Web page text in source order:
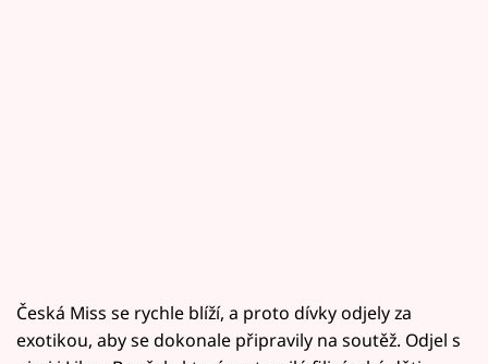
Česká Miss se rychle blíží, a proto dívky odjely za
exotikou, aby se dokonale připravily na soutěž. Odjel s